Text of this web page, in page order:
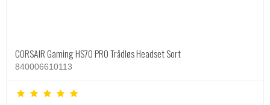
CORSAIR Gaming HS70 PRO Trådløs Headset Sort
840006610113